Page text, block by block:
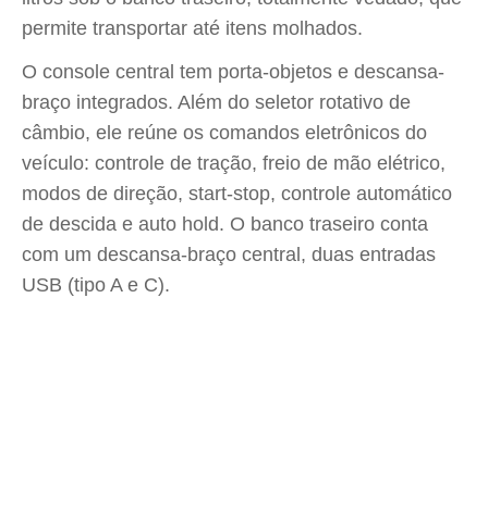
permite transportar até itens molhados.
O console central tem porta-objetos e descansa-
braço integrados. Além do seletor rotativo de
câmbio, ele reúne os comandos eletrônicos do
veículo: controle de tração, freio de mão elétrico,
modos de direção, start-stop, controle automático
de descida e auto hold. O banco traseiro conta
com um descansa-braço central, duas entradas
USB (tipo A e C).